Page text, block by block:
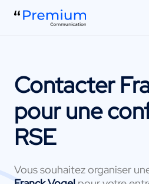
Contacter
pour une
RSE
Vous souhaitez organiser